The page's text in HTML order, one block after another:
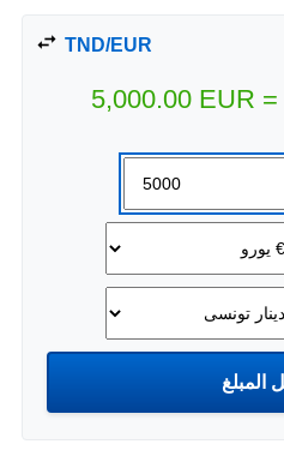
TND/EUR
5,000.00 EUR =